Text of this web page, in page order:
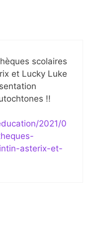
scolaires
et Lucky Luke
!!
2021/0
asterix-et-